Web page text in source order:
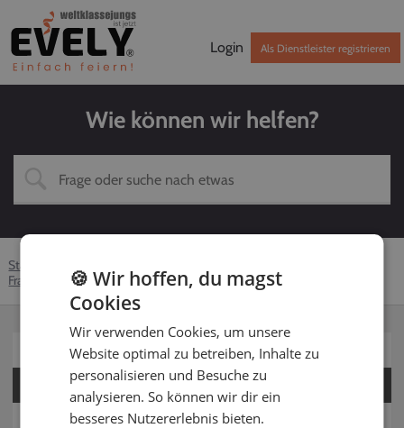
Login Als Dienstleister registrieren
Wie können wir helfen?
Startseite
Fragen rund um EVELY
Gebühren
Für Kunden
Für Dienstleister
🍪 Wir hoffen, du magst
Cookies
Wir verwenden Cookies, um unsere
Website optimal zu betreiben, Inhalte zu
personalisieren und Besuche zu
analysieren. So können wir dir ein
besseres Nutzererlebnis bieten.